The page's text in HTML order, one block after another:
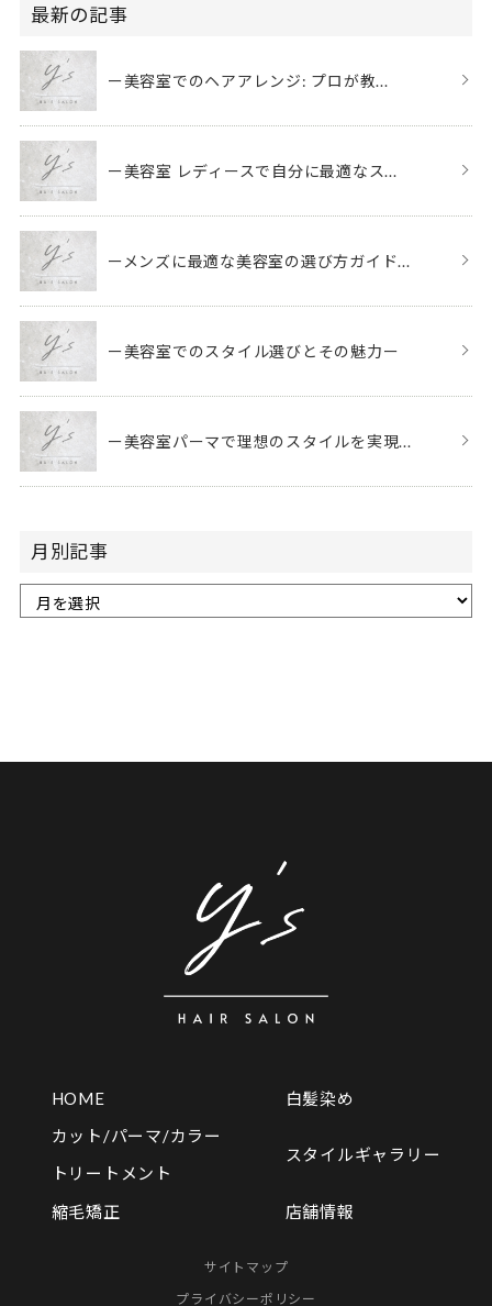
最新の記事
ー美容室でのヘアアレンジ: プロが教...
ー美容室 レディースで自分に最適なス...
ーメンズに最適な美容室の選び方ガイド...
ー美容室でのスタイル選びとその魅力ー
ー美容室パーマで理想のスタイルを実現...
月別記事
HOME
カット/パーマ/カラー
トリートメント
縮毛矯正
白髪染め
スタイルギャラリー
店舗情報
サイトマップ
プライバシーポリシー